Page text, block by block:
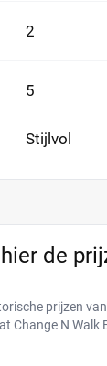
2
5
Stijlvol
de
prijzen
Change N Walk